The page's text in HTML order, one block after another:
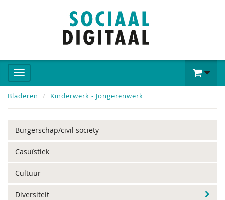
Bladeren Kinderwerk - Jongerenwerk
Burgerschap/civil society
Casuïstiek
Cultuur
Diversiteit